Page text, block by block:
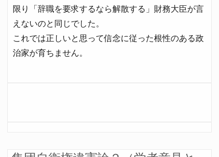
限り「辞職を要求するなら解散する」財務大臣が言
えないのと同じでした。
これでは正しいと思って信念に従った根性のある政
治家が育ちません。